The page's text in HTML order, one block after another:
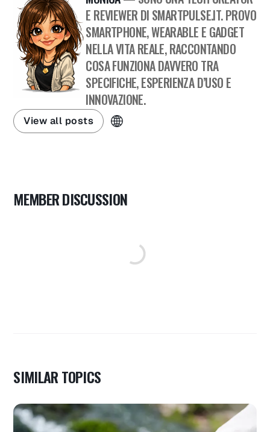
E REVIEWER DI SMARTPULSE.IT. PROVO
SMARTPHONE, WEARABLE E GADGET
NELLA VITA REALE, RACCONTANDO
COSA FUNZIONA DAVVERO TRA
SPECIFICHE, ESPERIENZA D’USO E
INNOVAZIONE.
View all posts
MEMBER DISCUSSION
SIMILAR TOPICS